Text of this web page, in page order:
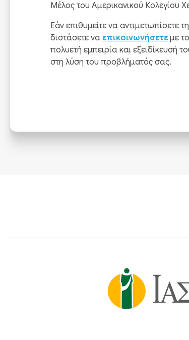
Μέλος του Αμερικανικού Κολεγίου
Εάν επιθυμείτε να αντιμετωπίσετε
διστάσετε να επικοινωνήσετε με
πολυετή εμπειρία και εξειδίκευσή
στη λύση του προβλήματός σας.